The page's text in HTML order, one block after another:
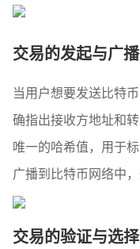
交易的发起与广播
当用户想要发送比特
确指出接收方地址和
唯一的哈希值，用于
广播到比特币网络中
交易的验证与选择